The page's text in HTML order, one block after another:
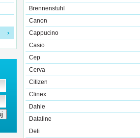
Brennenstuhl
Canon
Cappucino
Casio
Cep
Cerva
Citizen
Clinex
Dahle
Dataline
Deli